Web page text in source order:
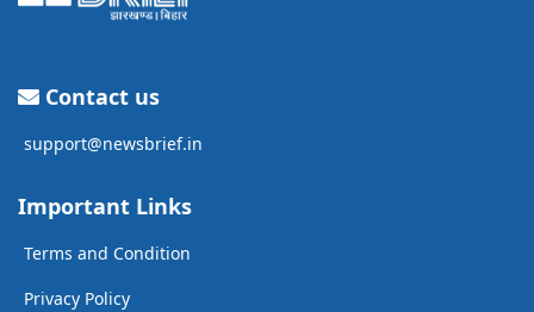
Contact us
support@newsbrief.in
Important Links
Terms and Condition
Privacy Policy